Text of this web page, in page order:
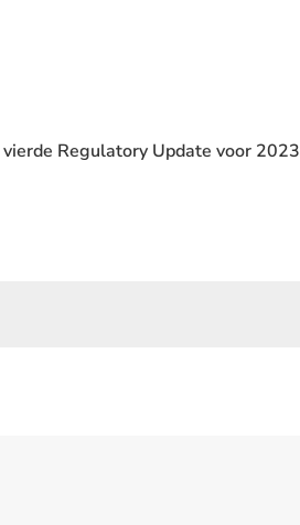
Regulatory Update voor 2023